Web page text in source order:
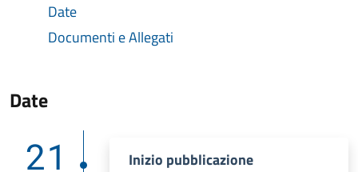
Date
Documenti e Allegati
Date
21 Inizio pubblicazione